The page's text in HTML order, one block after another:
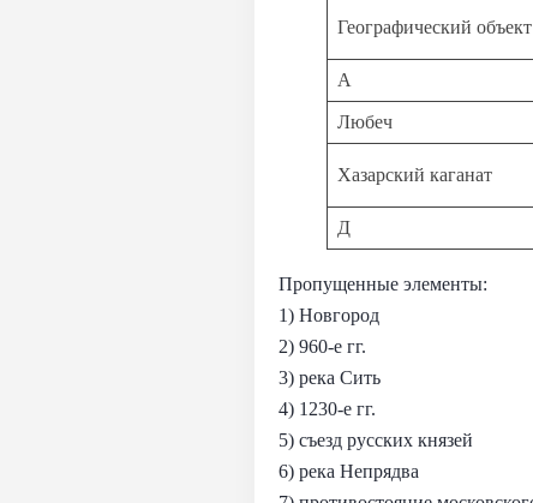
Географический объект
А
Любеч
Хазарский каганат
Д
Пропущенные элементы:
1) Новгород
2) 960-е гг.
3) река Сить
4) 1230-е гг.
5) съезд русских князей
6) река Непрядва